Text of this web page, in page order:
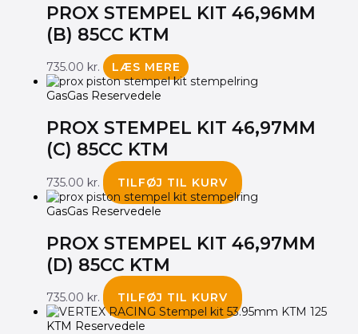
PROX STEMPEL KIT 46,96MM
(B) 85CC KTM
735.00 kr.
LÆS MERE
GasGas Reservedele
PROX STEMPEL KIT 46,97MM
(C) 85CC KTM
735.00 kr.
TILFØJ TIL KURV
GasGas Reservedele
PROX STEMPEL KIT 46,97MM
(D) 85CC KTM
735.00 kr.
TILFØJ TIL KURV
KTM Reservedele